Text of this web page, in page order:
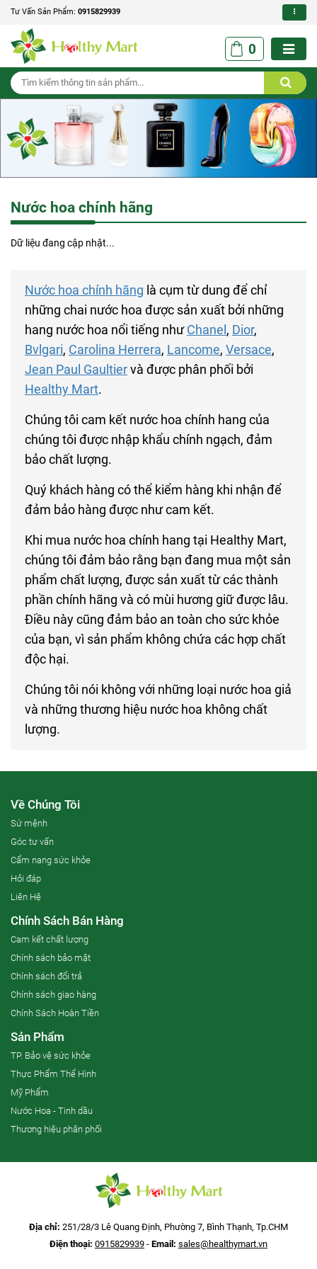
Tư Vấn Sản Phẩm: 0915829939
0
Nước hoa chính hãng
Dữ liệu đang cập nhật...
Nước hoa chính hãng là cụm từ dung để chỉ
những chai nước hoa được sản xuất bởi những
hang nước hoa nổi tiếng nhưChanel , Dior,
Bvlgari, Carolina Herrera, Lancome, Versace,
Jean Paul Gaultiervà được phân phối bởi
Healthy Mart.
Chúng tôi cam kết nước hoa chính hang của
chúng tôi được nhập khẩu chính ngạch, đảm
bảo chất lượng.
Quý khách hàng có thể kiểm hàng khi nhận để
đảm bảo hàng được như cam kết.
Khi mua nước hoa chính hang tại Healthy Mart,
chúng tôi đảm bảo rằng bạn đang mua một sản
phẩm chất lượng, được sản xuất từ các thành
phần chính hãng và có mùi hương giữ được lâu.
Điều này cũng đảm bảo an toàn cho sức khỏe
của bạn, vì sản phẩm không chứa các hợp chất
độc hại.
Chúng tôi nói không với những loại nước hoa giả
và những thương hiệu nước hoa không chất
lượng.
Về Chúng Tôi
Sứ mệnh
Góc tư vấn
Cẩm nang sức khỏe
Hỏi đáp
Liên Hệ
Chính Sách Bán Hàng
Cam kết chất lượng
Chính sách bảo mật
Chính sách đổi trả
Chính sách giao hàng
Chính Sách Hoàn Tiền
Sản Phẩm
TP. Bảo vệ sức khỏe
Thực Phẩm Thể Hình
Mỹ Phẩm
Nước Hoa - Tinh dầu
Thương hiệu phân phối
Địa chỉ: 251/28/3 Lê Quang Định, Phường 7, Bình Thạnh, Tp.CHM
Điện thoại: 0915829939 - Email: sales@healthymart.vn